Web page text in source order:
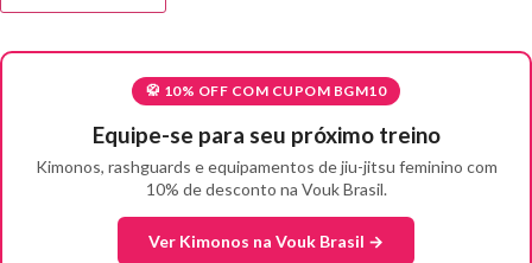
🥋 10% OFF COM CUPOM BGM10
Equipe-se para seu próximo treino
Kimonos, rashguards e equipamentos de jiu-jitsu feminino com
10% de desconto na Vouk Brasil.
Ver Kimonos na Vouk Brasil →